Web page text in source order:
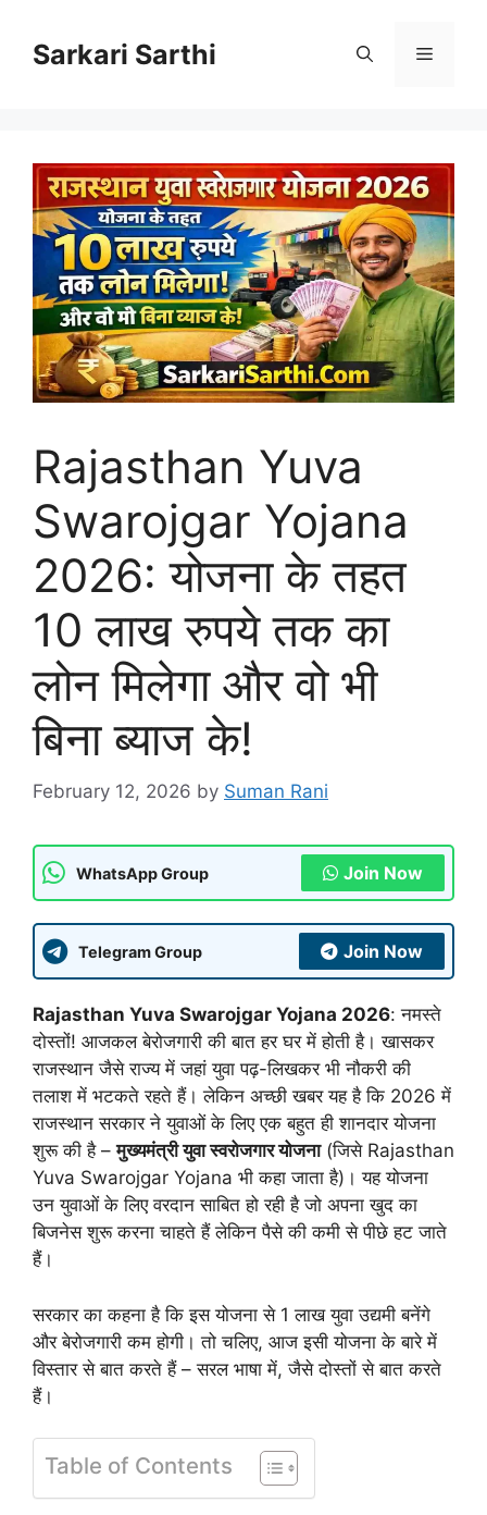
contentSarkari Sarthi Menu
Rajasthan Yuva
Swarojgar Yojana
2026: योजना के तहत
10 लाख रुपये तक का
लोन मिलेगा और वो भी
बिना ब्याज के!
February 12, 2026 by Suman Rani
WhatsApp Group Join Now
Telegram Group Join Now
Rajasthan Yuva Swarojgar Yojana 2026: नमस्ते
दोस्तों! आजकल बेरोजगारी की बात हर घर में होती है। खासकर
राजस्थान जैसे राज्य में जहां युवा पढ़-लिखकर भी नौकरी की
तलाश में भटकते रहते हैं। लेकिन अच्छी खबर यह है कि 2026 में
राजस्थान सरकार ने युवाओं के लिए एक बहुत ही शानदार योजना
शुरू की है –मुख्यमंत्री युवा स्वरोजगार योजना(जिसे Rajasthan
Yuva Swarojgar Yojana भी कहा जाता है)। यह योजना
उन युवाओं के लिए वरदान साबित हो रही है जो अपना खुद का
बिजनेस शुरू करना चाहते हैं लेकिन पैसे की कमी से पीछे हट जाते
हैं।
सरकार का कहना है कि इस योजना से 1 लाख युवा उद्यमी बनेंगे
और बेरोजगारी कम होगी। तो चलिए, आज इसी योजना के बारे में
विस्तार से बात करते हैं – सरल भाषा में, जैसे दोस्तों से बात करते
हैं।
Table of Contents